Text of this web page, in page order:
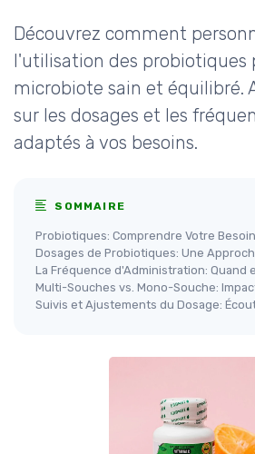
Découvrez comment
l'utilisation des probiotiques
microbiote sain et équilibré.
sur les dosages et les
adaptés à vos besoins.
SOMMAIRE
Probiotiques: Comprendre Votre
Dosages de Probiotiques: Une
La Fréquence d'Administration: Quand
Multi-Souches vs. Mono-Souche:
Suivis et Ajustements du Dosage: